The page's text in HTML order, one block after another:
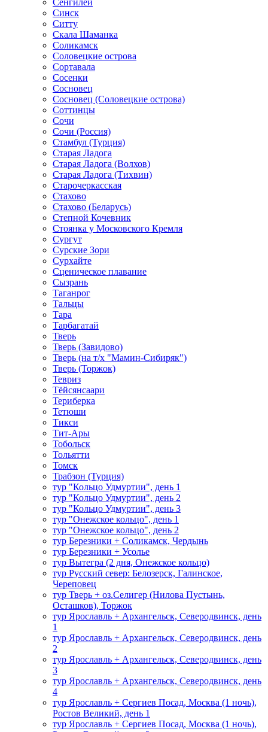
Сенгилей
Синск
Ситту
Скала Шаманка
Соликамск
Соловецкие острова
Сортавала
Сосенки
Сосновец
Сосновец (Соловецкие острова)
Соттинцы
Сочи
Сочи (Россия)
Стамбул (Турция)
Старая Ладога
Старая Ладога (Волхов)
Старая Ладога (Тихвин)
Старочеркасская
Стахово
Стахово (Беларусь)
Степной Кочевник
Стоянка у Московского Кремля
Сургут
Сурские Зори
Сурхайте
Сценическое плавание
Сызрань
Таганрог
Тальцы
Тара
Тарбагатай
Тверь
Тверь (Завидово)
Тверь (на т/х "Мамин-Сибиряк")
Тверь (Торжок)
Тевриз
Тёйсянсаари
Териберка
Тетюши
Тикси
Тит-Ары
Тобольск
Тольятти
Томск
Трабзон (Турция)
тур "Кольцо Удмуртии", день 1
тур "Кольцо Удмуртии", день 2
тур "Кольцо Удмуртии", день 3
тур "Онежское кольцо", день 1
тур "Онежское кольцо", день 2
тур Березники + Соликамск, Чердынь
тур Березники + Усолье
тур Вытегра (2 дня, Онежское кольцо)
тур Русский север: Белозерск, Галинское,
Череповец
тур Тверь + оз.Селигер (Нилова Пустынь,
Осташков), Торжок
тур Ярославль + Архангельск, Северодвинск, день
1
тур Ярославль + Архангельск, Северодвинск, день
2
тур Ярославль + Архангельск, Северодвинск, день
3
тур Ярославль + Архангельск, Северодвинск, день
4
тур Ярославль + Сергиев Посад, Москва (1 ночь),
Ростов Великий, день 1
тур Ярославль + Сергиев Посад, Москва (1 ночь),